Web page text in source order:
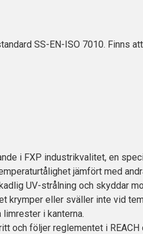
SS-EN-ISO 7010. Finns
i FXP industrikvalitet, en
jämfört med
UV-strålning och skyddar
krymper eller sväller inte vid
limrester i kanterna.
och följer reglementet i